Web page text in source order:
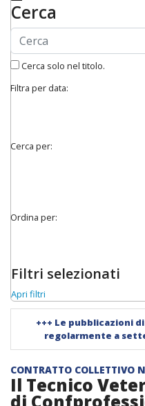
Cerca
Cerca solo nel titolo.
Filtra per data:
Cerca per:
Ordina per:
Filtri selezionati
Apri filtri
+++ Le pubblicazioni
regolarmente a
CONTRATTO COLLETTIVO
Il Tecnico